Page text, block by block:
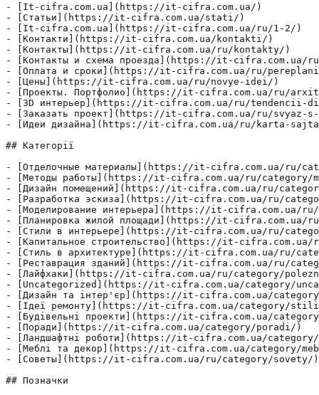
- [It-cifra.com.ua](https://it-cifra.com.ua/)
- [Статьи](https://it-cifra.com.ua/stati/)
- [It-cifra.com.ua](https://it-cifra.com.ua/ru/1-2/)
- [Контакти](https://it-cifra.com.ua/kontakti/)
- [Контакты](https://it-cifra.com.ua/ru/kontakty/)
- [Контакты и схема проезда](https://it-cifra.com.ua/
- [Оплата и сроки](https://it-cifra.com.ua/ru/
- [Цены](https://it-cifra.com.ua/ru/novye-idei/)
- [Проекты. Портфолио](https://it-cifra.com.ua/ru/
- [3D интерьер](https://it-cifra.com.ua/ru/tendencii-
- [Заказать проект](https://it-cifra.com.ua/ru/svyaz-
- [Идеи дизайна](https://it-cifra.com.ua/ru/karta-
## Категорії
- [Отделочные материалы](https://it-cifra.com.ua/ru/
- [Методы работы](https://it-cifra.com.ua/ru/category/
- [Дизайн помещений](https://it-cifra.com.ua/ru/
- [Разработка эскиза](https://it-cifra.com.ua/ru/
- [Моделирование интерьера](https://it-cifra.com.ua/
- [Планировка жилой площади](https://it-
- [Стили в интерьере](https://it-cifra.com.ua/ru/
- [Капитальное строительство](https://it-
- [Стиль в архитектуре](https://it-cifra.com.ua/ru/
- [Реставрация зданий](https://it-cifra.com.ua/ru/
- [Лайфхаки](https://it-cifra.com.ua/ru/category/
- [Uncategorized](https://it-cifra.com.ua/category/
- [Дизайн та інтер'єр](https://it-cifra.com.ua/
- [Ідеї ​​ремонту](https://it-cifra.com.ua/category/
- [Будівельні проекти](https://it-cifra.com.ua/
- [Поради](https://it-cifra.com.ua/category/poradi/)
- [Ландшафтні роботи](https://it-cifra.com.ua/
- [Меблі та декор](https://it-cifra.com.ua/category/
- [Советы](https://it-cifra.com.ua/ru/category/sovety/)
## Позначки